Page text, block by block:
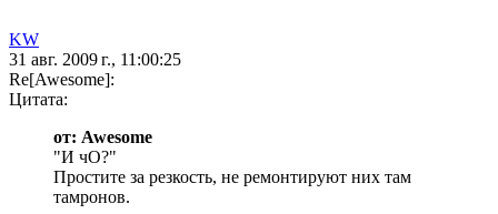
KW
31 авг. 2009 г., 11:00:25
Re[Awesome]:
Цитата:
от: Awesome
"И чО?"
Простите за резкость, не ремонтируют них там
тамронов.